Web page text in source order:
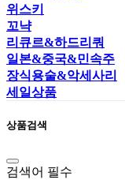
위스키
꼬냑
리큐르&하드리쿼
일본&중국&민속주
장식용술&악세사리
세일상품
상품검색
검색어 필수